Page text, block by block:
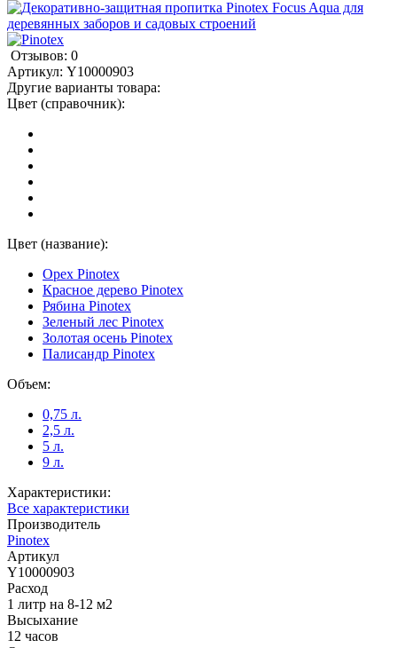
Отзывов: 0
Артикул: Y10000903
Другие варианты товара:
Цвет (справочник):
Цвет (название):
Орех Pinotex
Красное дерево Pinotex
Рябина Pinotex
Зеленый лес Pinotex
Золотая осень Pinotex
Палисандр Pinotex
Объем:
0,75 л.
2,5 л.
5 л.
9 л.
Характеристики:
Все характеристики
Производитель
Pinotex
Артикул
Y10000903
Расход
1 литр на 8-12 м2
Высыхание
12 часов